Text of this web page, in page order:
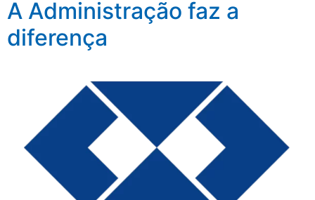
A Administração faz a
diferença